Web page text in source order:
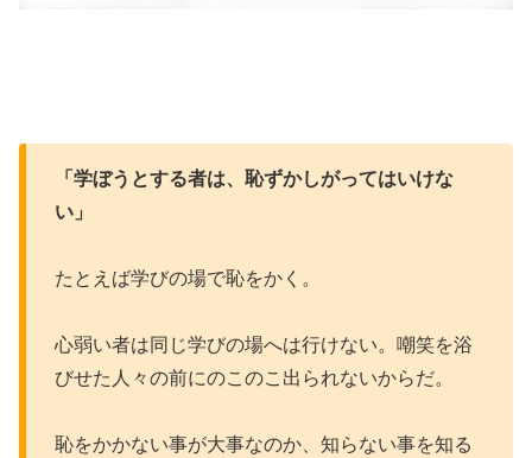
「学ぼうとする者は、恥ずかしがってはいけな
い」
たとえば学びの場で恥をかく。
心弱い者は同じ学びの場へは行けない。嘲笑を浴
びせた人々の前にのこのこ出られないからだ。
恥をかかない事が大事なのか、知らない事を知る